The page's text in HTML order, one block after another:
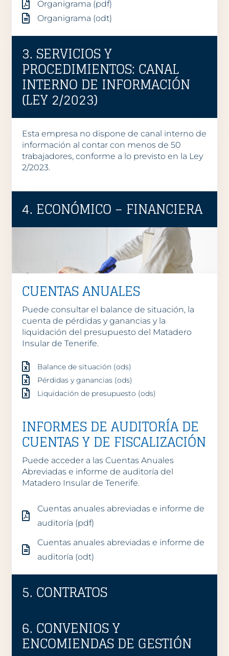
Organigrama (pdf)
Organigrama (odt)
3. SERVICIOS Y
PROCEDIMIENTOS: CANAL
INTERNO DE INFORMACIÓN
(LEY 2/2023)
Esta empresa no dispone de canal interno de
información al contar con menos de 50
trabajadores, conforme a lo previsto en la Ley
2/2023.
4. ECONÓMICO – FINANCIERA
CUENTAS ANUALES
Puede consultar el balance de situación, la
cuenta de pérdidas y ganancias y la
liquidación del presupuesto del Matadero
Insular de Tenerife.
Balance de situación (ods)
Pérdidas y ganancias (ods)
Liquidación de presupuesto (ods)
INFORMES DE AUDITORÍA DE
CUENTAS Y DE FISCALIZACIÓN
Puede acceder a las Cuentas Anuales
Abreviadas e informe de auditoría del
Matadero Insular de Tenerife.
Cuentas anuales abreviadas e informe de
auditoría (pdf)
Cuentas anuales abreviadas e informe de
auditoría (odt)
5. CONTRATOS
6. CONVENIOS Y
ENCOMIENDAS DE GESTIÓN